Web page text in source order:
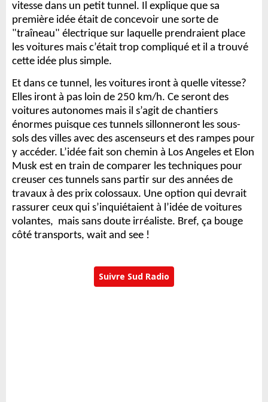
vitesse dans un petit tunnel. Il explique que sa
première idée était de concevoir une sorte de
"traîneau" électrique sur laquelle prendraient place
les voitures mais c’était trop compliqué et il a trouvé
cette idée plus simple.
Et dans ce tunnel, les voitures iront à quelle vitesse?
Elles iront à pas loin de 250 km/h. Ce seront des
voitures autonomes mais il s’agit de chantiers
énormes puisque ces tunnels sillonneront les sous-
sols des villes avec des ascenseurs et des rampes pour
y accéder. L’idée fait son chemin à Los Angeles et Elon
Musk est en train de comparer les techniques pour
creuser ces tunnels sans partir sur des années de
travaux à des prix colossaux. Une option qui devrait
rassurer ceux qui s’inquiétaient à l’idée de voitures
volantes, mais sans doute irréaliste. Bref, ça bouge
côté transports, wait and see !
Suivre Sud Radio